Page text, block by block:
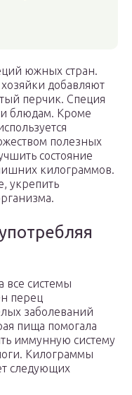
южных стран.
добавляют
перчик. Специя
блюдам. Кроме
полезных
состояние
килограммов.
укрепить
все системы
перец
заболеваний
пища помогала
иммунную систему
Килограммы
следующих